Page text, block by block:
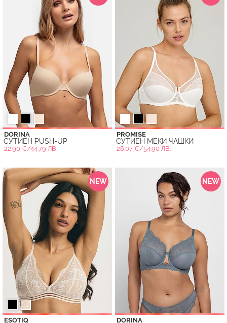
DORINA
СУТИЕН PUSH-UP
22.90 €/44.79 ЛВ.
PROMISE
СУТИЕН МЕКИ ЧАШКИ
28.07 €/54.90 ЛВ.
NEW
ESOTIQ
NEW
DORINA